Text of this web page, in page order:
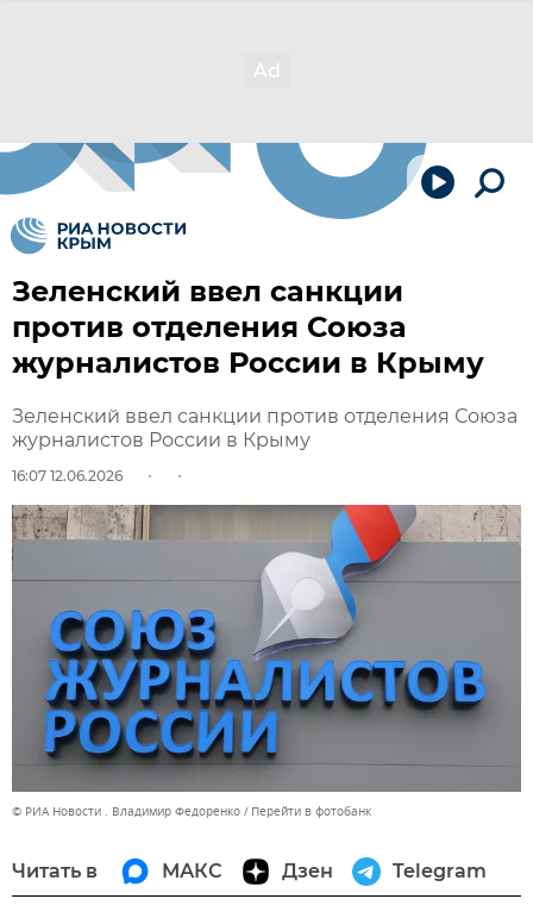
Зеленский ввел санкции
против отделения Союза
журналистов России в Крыму
Зеленский ввел санкции против отделения Союза
журналистов России в Крыму
16:07 12.06.2026
© РИА Новости . Владимир Федоренко Перейти в фотобанк
Читать в МАКС Дзен Telegram